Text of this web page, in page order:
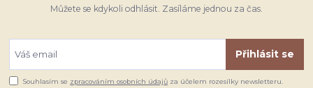
Můžete se kdykoli odhlásit. Zasíláme jednou za čas.
Přihlásit se
Souhlasím se zpracováním osobních údajů za účelem rozesílky newsletteru.